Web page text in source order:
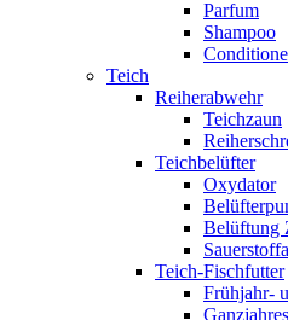
Parfum
Shampoo
Teich
Reiherabwehr
Teichzaun
Teichbelüfter
Oxydator
Belüftung
Teich-Fischfutter
Frühjahr-